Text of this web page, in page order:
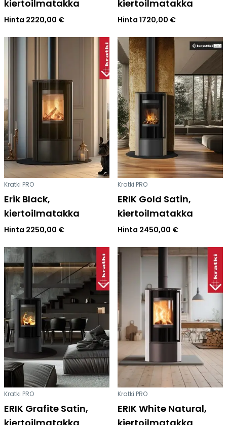
kiertoilmatakka
Hinta 2220,00 €
kiertoilmatakka
Hinta 1720,00 €
Kratki PRO
Erik Black,
kiertoilmatakka
Hinta 2250,00 €
Kratki PRO
ERIK Gold Satin,
kiertoilmatakka
Hinta 2450,00 €
Kratki PRO
ERIK Grafite Satin,
Kratki PRO
ERIK White Natural,